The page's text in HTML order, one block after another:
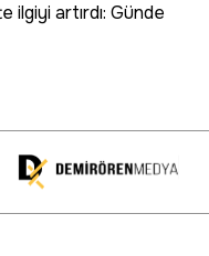
ilgiyi artırdı: Günde